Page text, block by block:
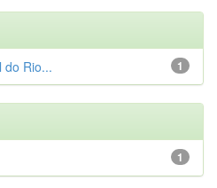
1
do Rio...
1